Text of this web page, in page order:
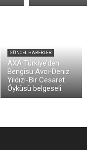
GÜNCEL HABERLER
AXA Türkiye’den
Bengisu Avcı-Deniz
Yıldızı-Bir Cesaret
Öyküsü belgeseli